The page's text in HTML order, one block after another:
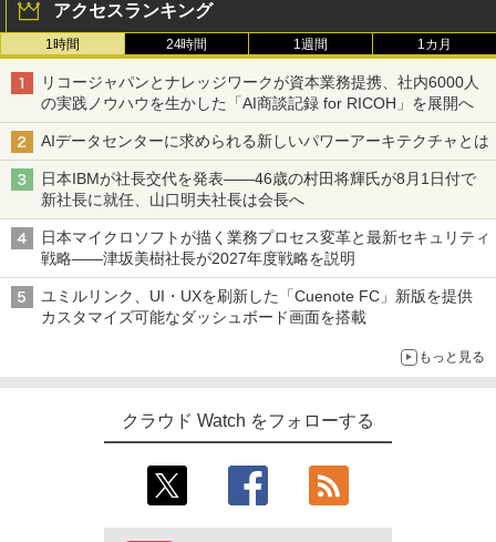
アクセスランキング
1時間 24時間 1週間 1カ月
リコージャパンとナレッジワークが資本業務提携、社内6000人
の実践ノウハウを生かした「AI商談記録 for RICOH」を展開へ
AIデータセンターに求められる新しいパワーアーキテクチャとは
日本IBMが社長交代を発表――46歳の村田将輝氏が8月1日付で
新社長に就任、山口明夫社長は会長へ
日本マイクロソフトが描く業務プロセス変革と最新セキュリティ
戦略――津坂美樹社長が2027年度戦略を説明
ユミルリンク、UI・UXを刷新した「Cuenote FC」新版を提供
カスタマイズ可能なダッシュボード画面を搭載
もっと見る
クラウド Watch をフォローする